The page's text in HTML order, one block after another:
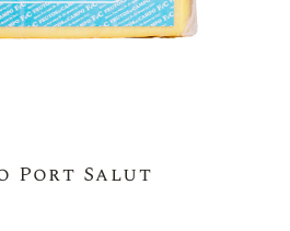
Port Salut